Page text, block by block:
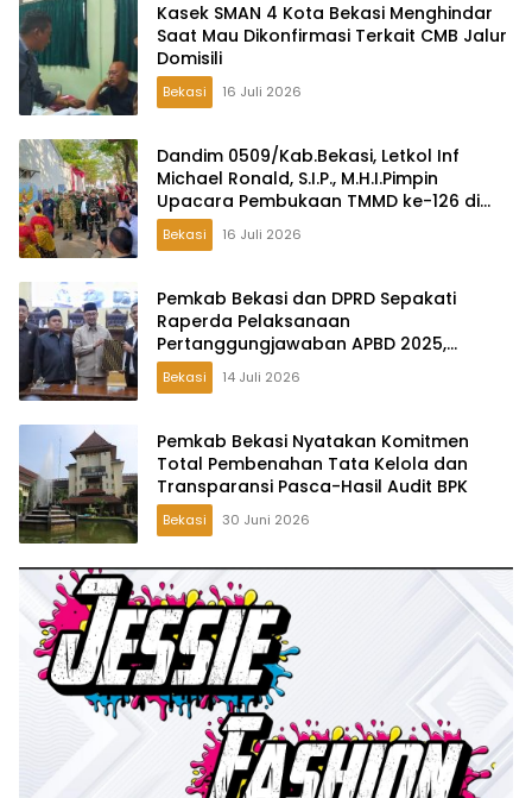
Kasek SMAN 4 Kota Bekasi Menghindar
Saat Mau Dikonfirmasi Terkait CMB Jalur
Domisili
Bekasi 16 Juli 2026
Dandim 0509/Kab.Bekasi, Letkol Inf
Michael Ronald, S.I.P., M.H.I.Pimpin
Upacara Pembukaan TMMD ke-126 di
Desa Wibawamulya
Bekasi 16 Juli 2026
Pemkab Bekasi dan DPRD Sepakati
Raperda Pelaksanaan
Pertanggungjawaban APBD 2025,
Perkuat Akuntabilitas Tata Kelola
Keuangan Daerah
Bekasi 14 Juli 2026
Pemkab Bekasi Nyatakan Komitmen
Total Pembenahan Tata Kelola dan
Transparansi Pasca-Hasil Audit BPK
Bekasi 30 Juni 2026